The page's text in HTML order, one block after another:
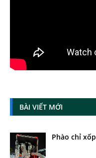
BÀI VIẾT MỚI
Phào chỉ xốp